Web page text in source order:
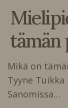
tämän
Mikä on
Tyyne
Sanomissa…